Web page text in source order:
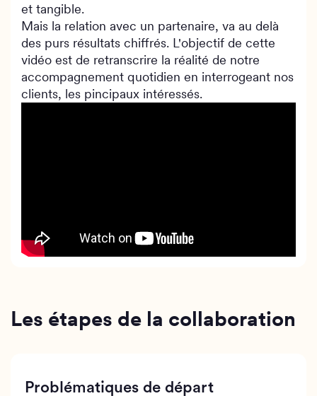
et tangible.
Mais la relation avec un partenaire, va au delà
des purs résultats chiffrés. L'objectif de cette
vidéo est de retranscrire la réalité de notre
accompagnement quotidien en interrogeant nos
clients, les pincipaux intéressés.
Les étapes de la collaboration
Problématiques de départ